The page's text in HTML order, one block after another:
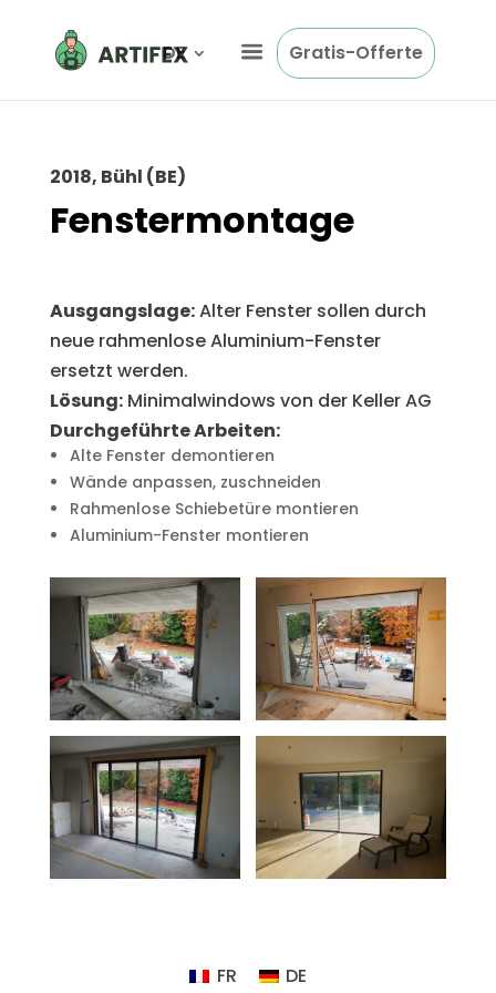
DE Gratis-Offerte
2018, Bühl (BE)
Fenstermontage
Ausgangslage:Alter Fenster sollen durch
neue rahmenlose Aluminium-Fenster
ersetzt werden.
Lösung:Minimalwindows von der Keller AG
Durchgeführte Arbeiten:
Alte Fenster demontieren
Wände anpassen, zuschneiden
Rahmenlose Schiebetüre montieren
Aluminium-Fenster montieren
FR DE